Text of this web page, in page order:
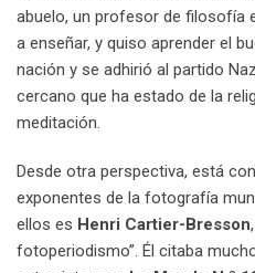
abuelo, un profesor de filosofía
a enseñar, y quiso aprender el
nación y se adhirió al partido
cercano que ha estado de la
meditación.
Desde otra perspectiva, está
exponentes de la fotografía
ellos es Henri Cartier-Bresson
fotoperiodismo”. Él citaba